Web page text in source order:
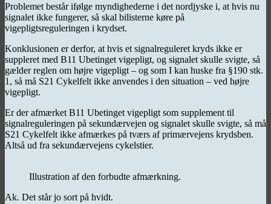
Problemet består ifølge myndighederne i det nordjyske i, at hvis nu
signalet ikke fungerer, så skal bilisterne køre på
vigepligtsreguleringen i krydset.
Konklusionen er derfor, at hvis et signalreguleret kryds ikke er
suppleret med B11 Ubetinget vigepligt, og signalet skulle svigte, så
gælder reglen om højre vigepligt – og som I kan huske fra §190 stk.
1, så må S21 Cykelfelt ikke anvendes i den situation – ved højre
vigepligt.
Er der afmærket B11 Ubetinget vigepligt som supplement til
signalreguleringen på sekundærvejen og signalet skulle svigte, så må
S21 Cykelfelt ikke afmærkes på tværs af primærvejens krydsben.
Altså ud fra sekundærvejens cykelstier.
Illustration af den forbudte afmærkning.
Ak. Det står jo sort på hvidt.